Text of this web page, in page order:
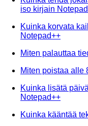
iso kirjain
Kuinka korvata
Notepad++
Miten palauttaa
Miten poistaa alle
Kuinka lisätä
Notepad++
Kuinka kääntää